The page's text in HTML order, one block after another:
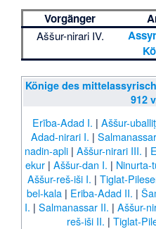
Vorgänger
Aššur-nirari IV.
Könige des
912
Erība-Adad I. | Aššur-
Adad-nirari I. |
nadin-apli | Aššur-nirari III. |
ekur | Aššur-dan I. | Ninurta-
Aššur-reš-iši I. | Tiglat-
bel-kala| Eriba-Adad II. |
I. | Salmanassar II. | Aššur-
reš-iši II. | Tiglat-